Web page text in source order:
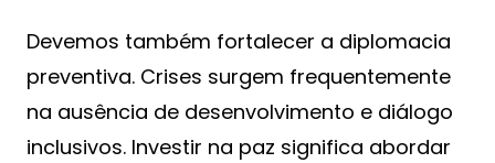
Devemos também fortalecer a diplomacia
preventiva. Crises surgem frequentemente
na ausência de desenvolvimento e diálogo
inclusivos. Investir na paz significa abordar